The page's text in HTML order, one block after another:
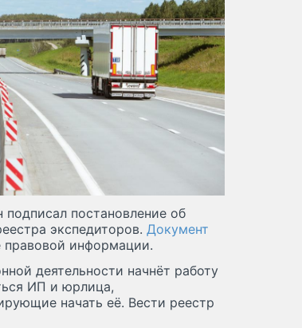
постановление об
экспедиторов. Документ
правовой информации.
деятельности начнёт работу
ИП и юрлица,
начать её. Вести реестр